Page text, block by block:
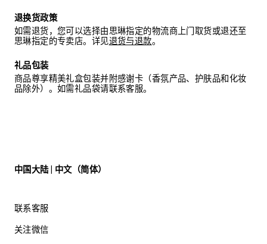
退换货政策
如需退货，您可以选择由思琳指定的物流商上门取货或退还至
思琳指定的专卖店。详见退货与退款。
礼品包装
商品尊享精美礼盒包装并附感谢卡（香氛产品、护肤品和化妆
品除外）。如需礼品袋请联系客服。
中国大陆 | 中文（简体）
联系客服
关注微信